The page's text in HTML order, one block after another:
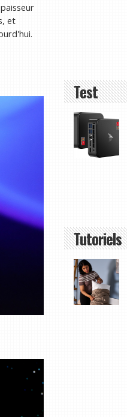
et
Test
Tutoriels